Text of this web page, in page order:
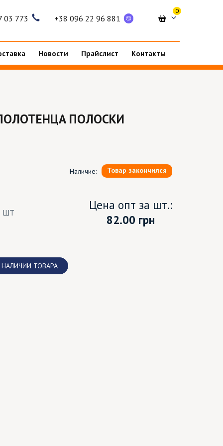
03 773 +38 096 22 96 881
0
Новости Прайслист Контакты
ПОЛОСКИ
Наличие: Товар закончился
ШТ
Цена опт за шт.:
82.00 грн
ТОВАРА